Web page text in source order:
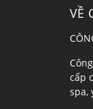
VỀ
cấp
spa,